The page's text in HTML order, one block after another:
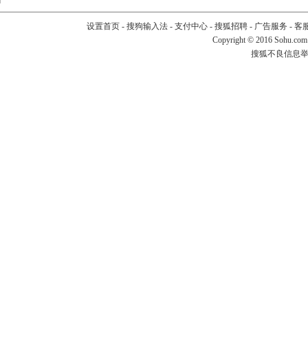
设置首页- 搜狗输入法- 支付中心- 搜狐招聘- 广告服务 - 客
Copyright © 2016
搜狐不良信息